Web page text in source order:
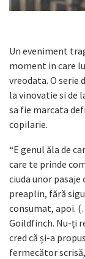
Un eveniment
moment in care
vreodata. O serie
la vinovatie si de
sa fie marcata
copilarie.
“E genul ăla de
care te prinde
ciuda unor pasaje
preaplin, fără
consumat, apoi.
Goildfinch. Nu-ți
cred că și-a
fermecător